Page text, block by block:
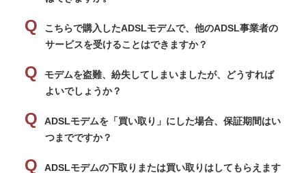
こちらで購入したADSLモデムで、他のADSL事業者の
サービスを受けることはできますか？
モデムを盗難、紛失してしまいましたが、どうすれば
よいでしょうか？
ADSLモデムを「買い取り」にした場合、保証期間はい
つまでですか？
ADSLモデムの下取りまたは買い取りはしてもらえます